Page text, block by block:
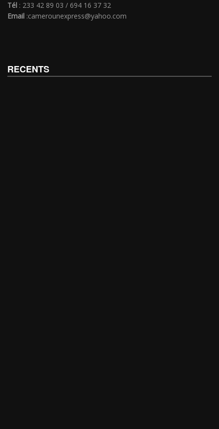
Tél : 233 42 89 03 / 694 16 37 32
Email :camerounexpress@yahoo.com
RECENTS